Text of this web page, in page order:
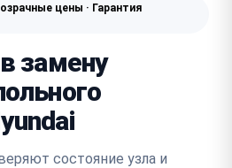
цены · Гарантия
замену
состояние узла и